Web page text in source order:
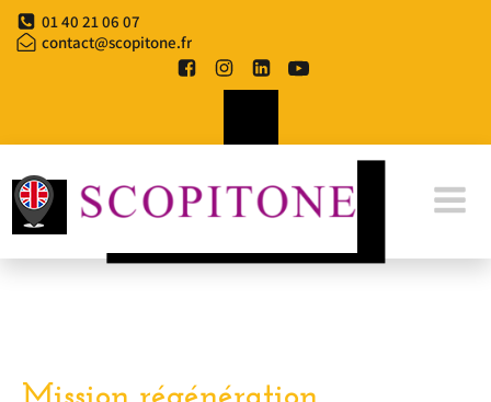
contenu
01 40 21 06 07
contact@scopitone.fr